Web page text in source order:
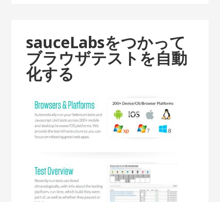
sauceLabsをつかって
ブラウザテストを自動
化する